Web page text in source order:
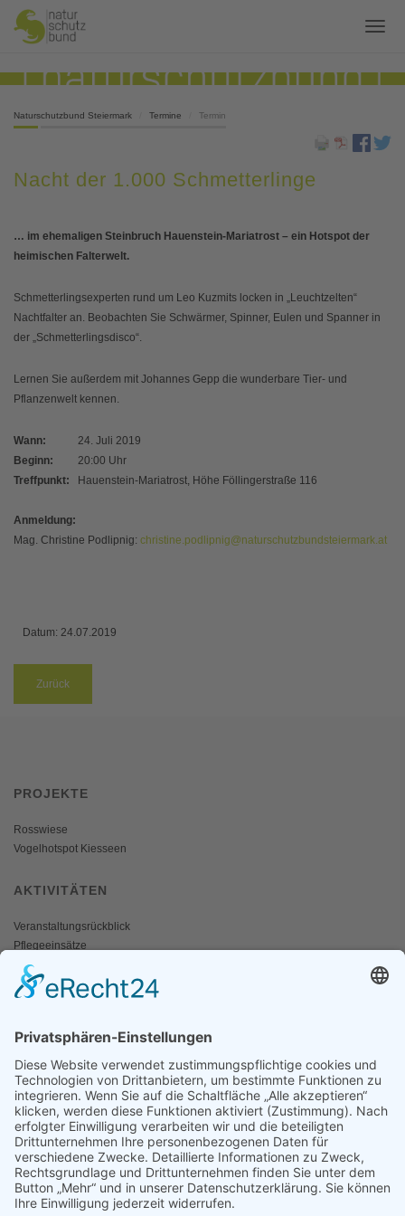
Naturschutzbund Steiermark Termine Termin
Nacht der 1.000 Schmetterlinge
… im ehemaligen Steinbruch Hauenstein-Mariatrost – ein Hotspot der
heimischen Falterwelt.
Schmetterlingsexperten rund um Leo Kuzmits locken in „Leuchtzelten“
Nachtfalter an. Beobachten Sie Schwärmer, Spinner, Eulen und Spanner in
der „Schmetterlingsdisco“.
Lernen Sie außerdem mit Johannes Gepp die wunderbare Tier- und
Pflanzenwelt kennen.
Wann:
24. Juli 2019
Beginn:
20:00 Uhr
Treffpunkt: Hauenstein-Mariatrost, Höhe Föllingerstraße 116
Anmeldung:
Mag. Christine Podlipnig: christine.podlipnig@naturschutzbundsteiermark.at
Datum: 24.07.2019
Zurück
PROJEKTE
Rosswiese
Vogelhotspot Kiesseen
AKTIVITÄTEN
Veranstaltungsrückblick
Pflegeeinsätze
AKTIV WERDEN
Mitgliedschaft
Spenden
SERVICE
Shop
Naturschutzbrief
News
Presse